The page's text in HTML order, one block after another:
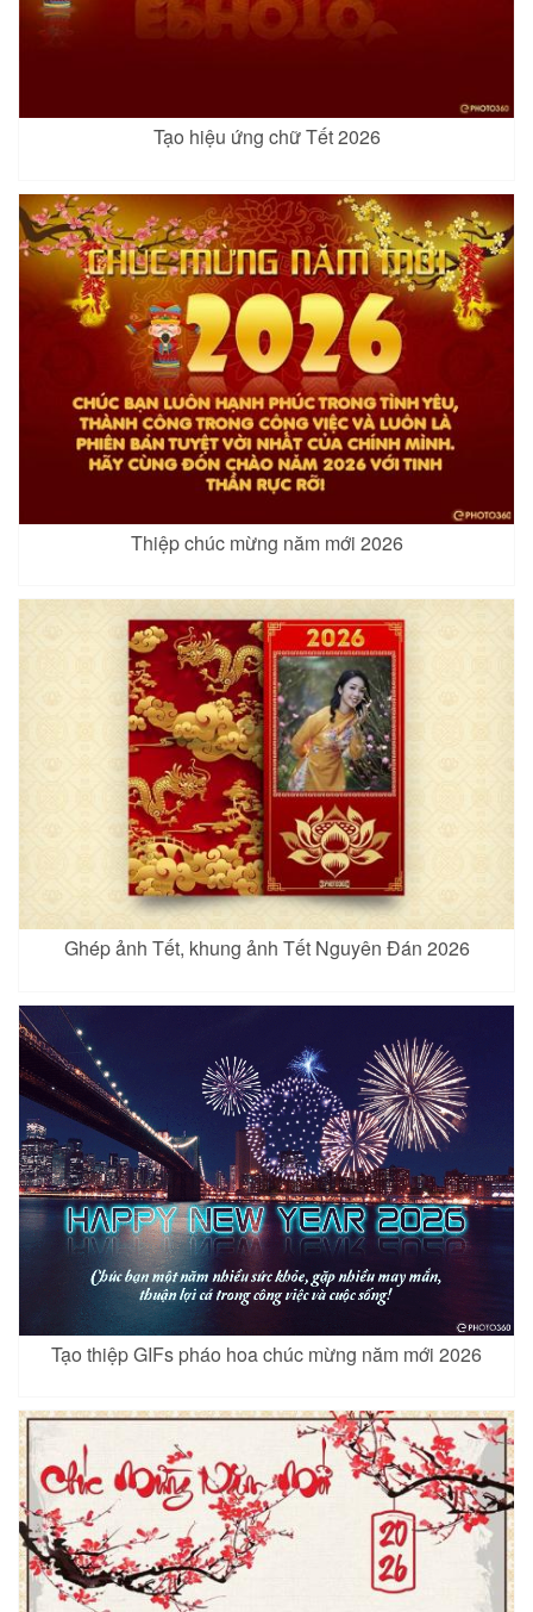
Tạo hiệu ứng chữ Tết 2026
Thiệp chúc mừng năm mới 2026
Ghép ảnh Tết, khung ảnh Tết Nguyên Đán 2026
Tạo thiệp GIFs pháo hoa chúc mừng năm mới 2026